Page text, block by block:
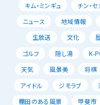
キム・ミンギュ
チン・セ
ニュース
地域情報
生放送
文化
ゴルフ
隠し湯 K-
天気
風景美 将棋
アイドル
ジモラブ
棚田のある風景
甲斐市